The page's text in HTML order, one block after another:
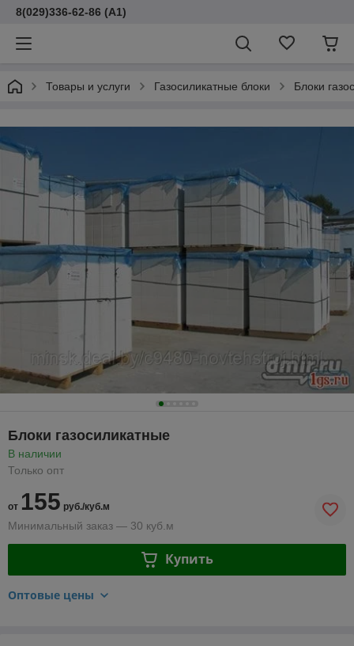
8(029)336-62-86 (A1)
Товары и услуги Газосиликатные блоки Блоки
Блоки газосиликатные
В наличии
Только опт
от 155 руб./куб.м
Минимальный заказ — 30 куб.м
Купить
Оптовые цены